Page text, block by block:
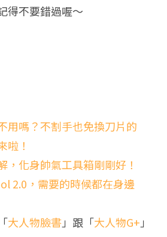
得不要錯過喔～
用嗎？不割手也免換刀片的
啦！
，化身帥氣工具箱剛剛好！
2.0，需要的時候都在身邊
大人物臉書」跟「大人物G+ 」